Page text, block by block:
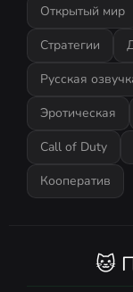
Открытый мир
Стратегии
Русская
Эротическая
Call of Duty
Кооператив
🐱